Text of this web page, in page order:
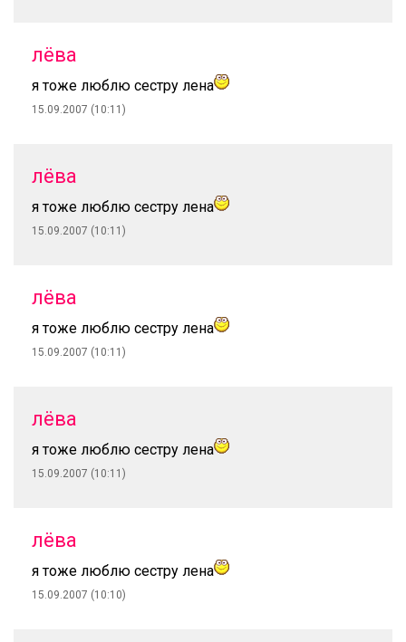
лёва
я тоже люблю сестру лена
15.09.2007 (10:11)
лёва
я тоже люблю сестру лена
15.09.2007 (10:11)
лёва
я тоже люблю сестру лена
15.09.2007 (10:11)
лёва
я тоже люблю сестру лена
15.09.2007 (10:11)
лёва
я тоже люблю сестру лена
15.09.2007 (10:10)